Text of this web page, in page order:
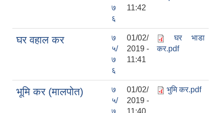
७
६
11:42
घर वहाल कर
७
५/
७
६
01/02/
2019 -
11:41
घर भाडा
कर.pdf
भूमि कर (मालपोत)
७
५/
७
01/02/
2019 -
11:40
भुमि कर.pdf